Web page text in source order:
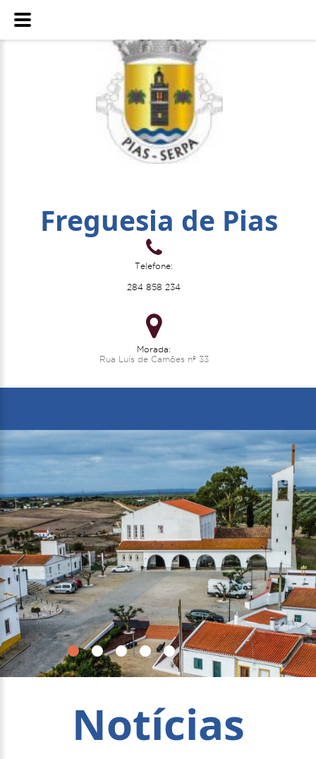
Freguesia de Pias
Telefone:
284 858 234
Morada:
Rua Luís de Camões nº 33
Notícias